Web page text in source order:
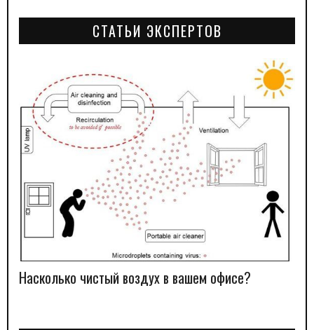
СТАТЬИ ЭКСПЕРТОВ
Насколько чистый воздух в вашем офисе?